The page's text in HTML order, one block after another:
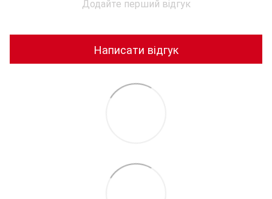
Додайте перший відгук
Написати відгук